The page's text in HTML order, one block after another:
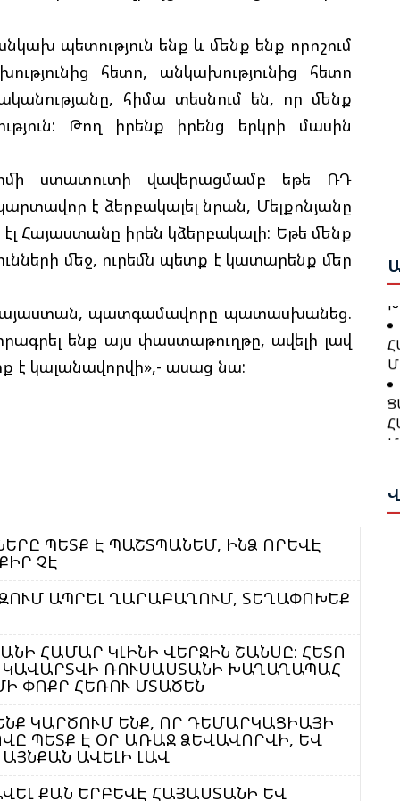
պետություն ենք և մենք ենք որոշում
հետո, անկախությունից հետո
հիմա տեսնում են, որ մենք
Թող իրենք իրենց երկրի մասին
ստատուտի վավերացմամբ եթե ՌԴ
է ձերբակալել նրան, Մելքոնյանը
Հայաստանը իրեն կձերբակալի: Եթե մենք
մեջ, ուրեմն պետք է կատարենք մեր
Հայաստան, պատգամավորը պատասխանեց.
ենք այս փաստաթուղթը, ավելի լավ
է կալանավորվի»,- ասաց նա:
ՊԵՏՔ Է ՊԱՇՏՊԱՆԵՄ, ԻՆՁ ՈՐԵՎԷ
ՉԷ
ԱՊՐԵԼ ՂԱՐԱԲԱՂՈՒՄ, ՏԵՂԱՓՈԽԵՔ
ՀԱՄԱՐ ԿԼԻՆԻ ՎԵՐՋԻՆ ՇԱՆՍԸ: ՀԵՏՈ
ԿԱՎԱՐՏՎԻ ՌՈՒՍԱՍՏԱՆԻ ԽԱՂԱՂԱՊԱՀ
ՓՈՔՐ ՀԵՌՈՒ ՄՏԱԾԵՆ
ԿԱՐԾՈՒՄ ԵՆՔ, ՈՐ ԴԵՄԱՐԿԱՑԻԱՅԻ
ՊԵՏՔ Է ՕՐ ԱՌԱՋ ՁԵՎԱՎՈՐՎԻ, ԵՎ
ԱՎԵԼԻ ԼԱՎ
ՔԱՆ ԵՐԲԵՎԷ ՀԱՅԱՍՏԱՆԻ ԵՎ